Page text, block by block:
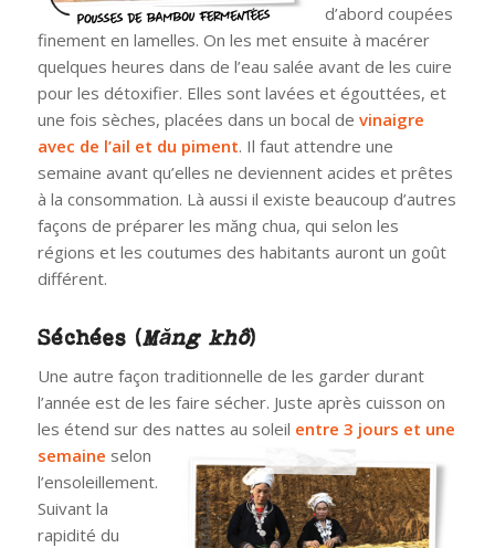
d’abord coupées
finement en lamelles. On les met ensuite à macérer
quelques heures dans de l’eau salée avant de les cuire
pour les détoxifier. Elles sont lavées et égouttées, et
une fois sèches, placées dans un bocal de vinaigre
avec de l’ail et du piment. Il faut attendre une
semaine avant qu’elles ne deviennent acides et prêtes
à la consommation. Là aussi il existe beaucoup d’autres
façons de préparer les măng chua, qui selon les
régions et les coutumes des habitants auront un goût
différent.
Séchées (Măng khô)
Une autre façon traditionnelle de les garder durant
l’année est de les faire sécher. Juste après cuisson on
les étend sur des nattes au soleil entre 3 jours et une
semaine selon
l’ensoleillement.
Suivant la
rapidité du